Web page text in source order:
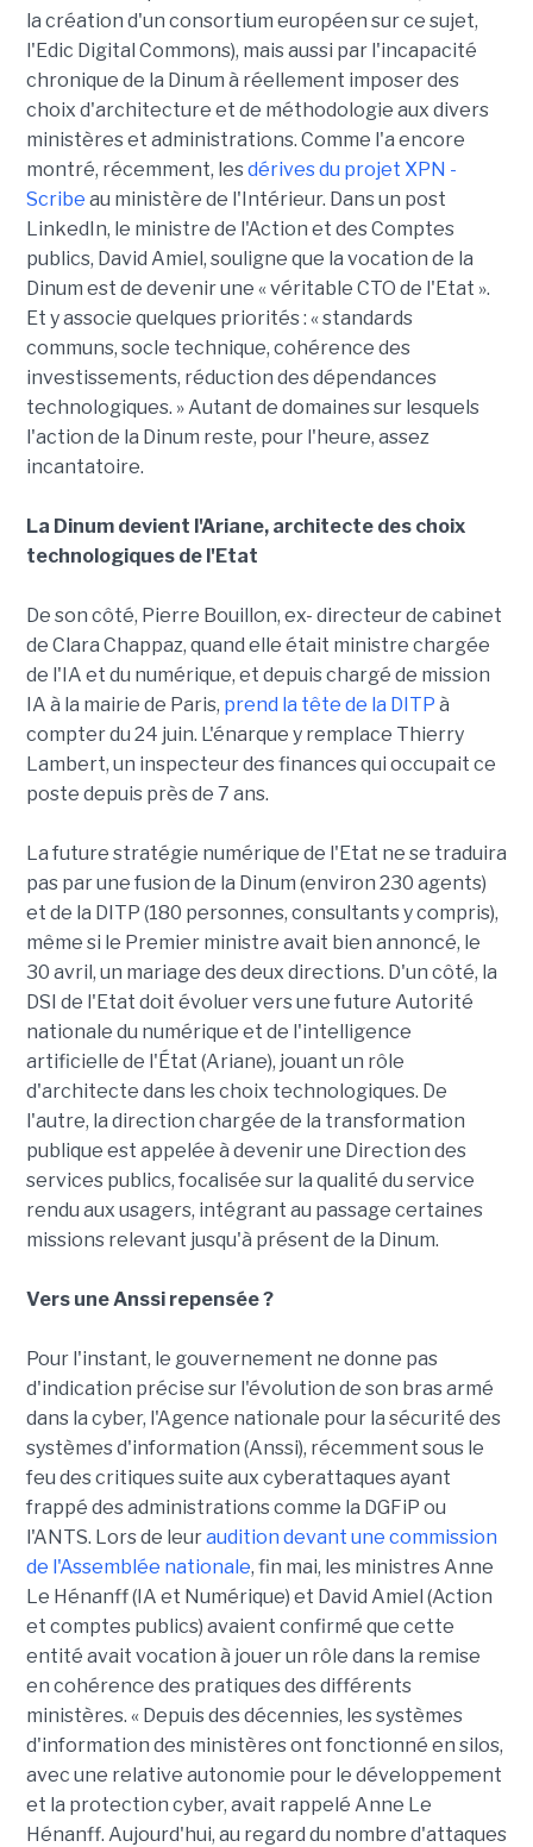
la création d'un consortium européen sur ce sujet,
l'Edic Digital Commons), mais aussi par l'incapacité
chronique de la Dinum à réellement imposer des
choix d'architecture et de méthodologie aux divers
ministères et administrations. Comme l'a encore
montré, récemment, lesdérives du projet XPN -
Scribe au ministère de l'Intérieur. Dans un post
LinkedIn, le ministre de l'Action et des Comptes
publics, David Amiel, souligne que la vocation de la
Dinum est de devenir une « véritable CTO de l'Etat ».
Et y associe quelques priorités : « standards
communs, socle technique, cohérence des
investissements, réduction des dépendances
technologiques. » Autant de domaines sur lesquels
l'action de la Dinum reste, pour l'heure, assez
incantatoire.
La Dinum devient l'Ariane, architecte des choix
technologiques de l'Etat
De son côté, Pierre Bouillon, ex- directeur de cabinet
de Clara Chappaz, quand elle était ministre chargée
de l'IA et du numérique, et depuis chargé de mission
IA à la mairie de Paris, prend la tête de la DITP à
compter du 24 juin. L'énarque y remplace Thierry
Lambert, un inspecteur des finances qui occupait ce
poste depuis près de 7 ans.
La future stratégie numérique de l'Etat ne se traduira
pas par une fusion de la Dinum (environ 230 agents)
et de la DITP (180 personnes, consultants y compris),
même si le Premier ministre avait bien annoncé, le
30 avril, un mariage des deux directions. D'un côté, la
DSI de l'Etat doit évoluer vers une future Autorité
nationale du numérique et de l'intelligence
artificielle de l'État (Ariane), jouant un rôle
d'architecte dans les choix technologiques. De
l'autre, la direction chargée de la transformation
publique est appelée à devenir une Direction des
services publics, focalisée sur la qualité du service
rendu aux usagers, intégrant au passage certaines
missions relevant jusqu'à présent de la Dinum.
Vers une Anssi repensée ?
Pour l'instant, le gouvernement ne donne pas
d'indication précise sur l'évolution de son bras armé
dans la cyber, l'Agence nationale pour la sécurité des
systèmes d'information (Anssi), récemment sous le
feu des critiques suite aux cyberattaques ayant
frappé des administrations comme la DGFiP ou
l'ANTS. Lors de leuraudition devant une commission
de l'Assemblée nationale, fin mai, les ministres Anne
Le Hénanff (IA et Numérique) et David Amiel (Action
et comptes publics) avaient confirmé que cette
entité avait vocation à jouer un rôle dans la remise
en cohérence des pratiques des différents
ministères. « Depuis des décennies, les systèmes
d'information des ministères ont fonctionné en silos,
avec une relative autonomie pour le développement
et la protection cyber, avait rappelé Anne Le
Hénanff. Aujourd'hui, au regard du nombre d'attaques